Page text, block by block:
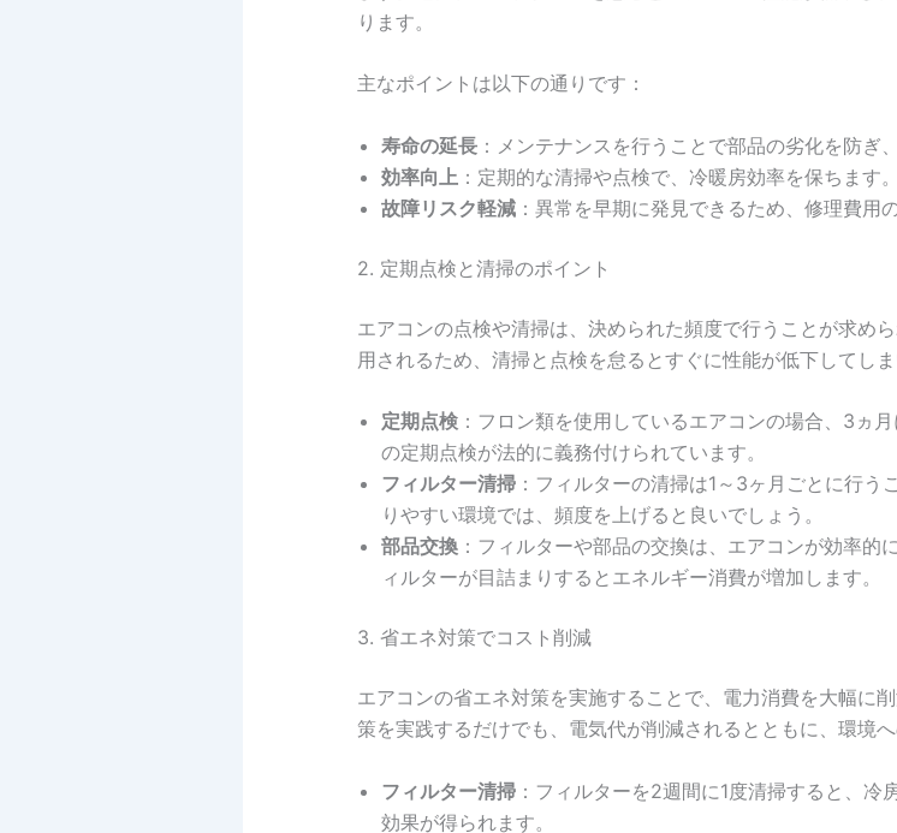
ります。
主なポイントは以下の通りです：
寿命の延長 ：メンテナンスを行うことで部品の劣化を防ぎ
効率向上 ：定期的な清掃や点検で、冷暖房効率を保ちます。
故障リスク軽減 ：異常を早期に発見できるため、修理費用
2. 定期点検と清掃のポイント
エアコンの点検や清掃は、決められた頻度で行うことが求め
用されるため、清掃と点検を怠るとすぐに性能が低下してしま
定期点検 ：フロン類を使用しているエアコンの場合、3ヵ
の定期点検が法的に義務付けられています。
フィルター清掃 ：フィルターの清掃は1～3ヶ月ごとに行
りやすい環境では、頻度を上げると良いでしょう。
部品交換 ：フィルターや部品の交換は、エアコンが効率的
ィルターが目詰まりするとエネルギー消費が増加します。
3. 省エネ対策でコスト削減
エアコンの省エネ対策を実施することで、電力消費を大幅に
策を実践するだけでも、電気代が削減されるとともに、環境へ
フィルター清掃 ：フィルターを2週間に1度清掃すると、
効果が得られます。